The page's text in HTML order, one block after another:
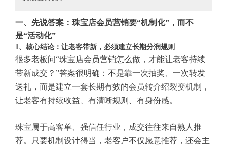
一、先说答案：珠宝店会员营销要“机制化”，而不
是“活动化”
1、核心结论：让老客带新，必须建立长期分润规则
很多老板问“珠宝店会员营销怎么做，才能让老客持续
带新成交？”答案很明确：不是靠一次抽奖、一次转发
送礼，而是建立一套长期有效的会员转介绍裂变机制
，
让老客有持续收益、有清晰规则、有身份感。
珠宝属于高客单、强信任行业，成交往往来自熟人推
荐。只要机制设计得当，老客户不仅愿意推荐，还会主